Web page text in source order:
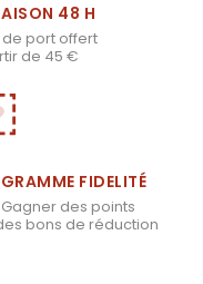
48 H
de port offert
de 45 €
FIDELITÉ
Gagner des points
bons de réduction